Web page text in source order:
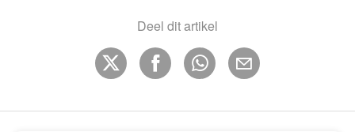
Deel dit artikel